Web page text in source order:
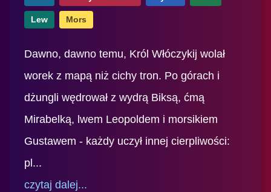
Lew Mors
Dawno, dawno temu, Król Włóczykij wolał
worek z mapą niż cichy tron. Po górach i
dżungli wędrował z wydrą Biksą, ćmą
Mirabelką, lwem Leopoldem i morsikiem
Gustawem - każdy uczył innej cierpliwości:
pl...
czytaj dalej...